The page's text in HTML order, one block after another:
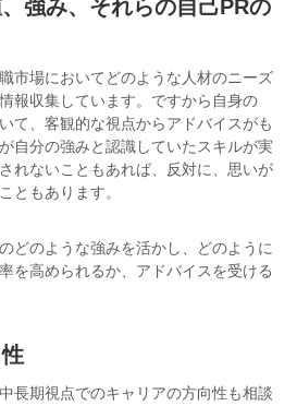
強み、それらの自己PRの
市場においてどのような人材のニーズ
報収集しています。ですから自身の
て、客観的な視点からアドバイスがも
自分の強みと認識していたスキルが実
れないこともあれば、反対に、思いが
ともあります。
どのような強みを活かし、どのように
を高められるか、アドバイスを受ける
長期視点でのキャリアの方向性も相談